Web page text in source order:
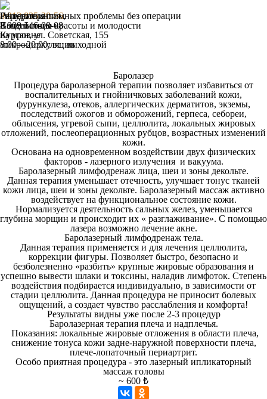
Гирудотерапия
Воздействие
на уровне
микроциркуляции
IV-терапия
Капельницы красоты и молодости
Решение интимных проблемы без операции
8 912 835-20-56,
8 909 146-08-08
Курган, ул. Советская, 155
8:00—20:00; вс: выходной
Баролазер
Процедура баролазерной терапии позволяет избавиться от
воспалительных и гнойничковых заболеваний кожи,
фурункулеза, отеков, аллергических дерматитов, экземы,
последствий ожогов и обморожений, герпеса, себореи,
облысения, угревой сыпи, целлюлита, локальных жировых
отложений, послеоперационных рубцов, возрастных изменений
кожи.
Основана на одновременном воздействии двух физических
факторов - лазерного излучения и вакуума.
Баролазерный лимфодренаж лица, шеи и зоны декольте.
Данная терапия уменьшает отечность, улучшает тонус тканей
кожи лица, шеи и зоны декольте. Баролазерный массаж активно
воздействует на функциональное состояние кожи.
Нормализуется деятельность сальных желез, уменьшается
глубина морщин и происходит их « разглаживание». С помощью
лазера возможно лечение акне.
Баролазерный лимфодренаж тела.
Данная терапия применяется и для лечения целлюлита,
коррекции фигуры. Позволяет быстро, безопасно и
безболезненно «разбить» крупные жировые образования и
успешно вывести шлаки и токсины, наладив лимфоток. Степень
воздействия подбирается индивидуально, в зависимости от
стадии целлюлита. Данная процедура не приносит болевых
ощущений, а создает чувство расслабления и комфорта!
Результаты видны уже после 2-3 процедур
Баролазерная терапия плеча и надплечья.
Показания: локальные жировые отложения в области плеча,
снижение тонуса кожи задне-наружной поверхности плеча,
плече-лопаточный периартрит.
Особо приятная процедура - это лазерный ипликаторный
массаж головы
~ 600 ₺